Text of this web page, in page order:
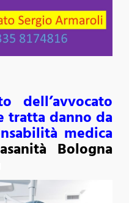
dell’avvocato
tratta danno da
medica
Bologna